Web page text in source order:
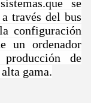
se
través del bus
configuración
un ordenador
de
gama.